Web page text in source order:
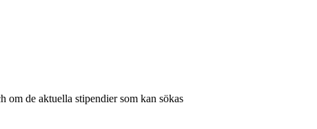
de aktuella stipendier som kan sökas